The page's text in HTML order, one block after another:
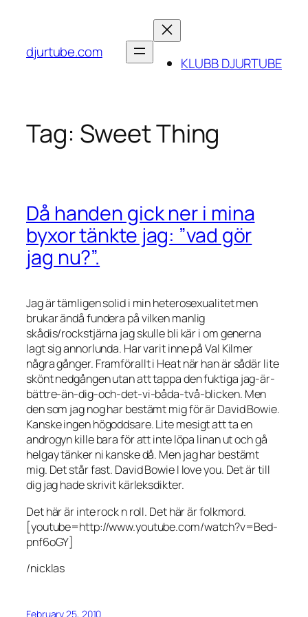
content
djurtube.com
KLUBB DJURTUBE
Tag: Sweet Thing
Då handen gick ner i mina
byxor tänkte jag: ”vad gör
jag nu?”.
Jag är tämligen solid i min heterosexualitet men
brukar ändå fundera på vilken manlig
skådis/rockstjärna jag skulle bli kär i om generna
lagt sig annorlunda. Har varit inne på Val Kilmer
några gånger. Framförallt i Heat när han är sådär lite
skönt nedgången utan att tappa den fuktiga jag-är-
bättre-än-dig-och-det-vi-båda-två-blicken. Men
den som jag nog har bestämt mig för är David Bowie.
Kanske ingen högoddsare. Lite mesigt att ta en
androgyn kille bara för att inte löpa linan ut och gå
helgay tänker ni kanske då. Men jag har bestämt
mig. Det står fast. David Bowie I love you. Det är till
dig jag hade skrivit kärleksdikter.
Det här är inte rock n roll. Det här är folkmord.
[youtube=http://www.youtube.com/watch?v=Bed-
pnf6oGY]
/nicklas
February 25, 2010